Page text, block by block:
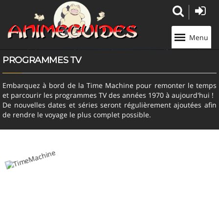
Menu
PROGRAMMES TV
Embarquez à bord de la Time Machine pour remonter le temps
et parcourir les programmes TV des années 1970 à aujourd'hui !
De nouvelles dates et séries seront régulièrement ajoutées afin
de rendre le voyage le plus complet possible.
Panneau de gestion des cookies